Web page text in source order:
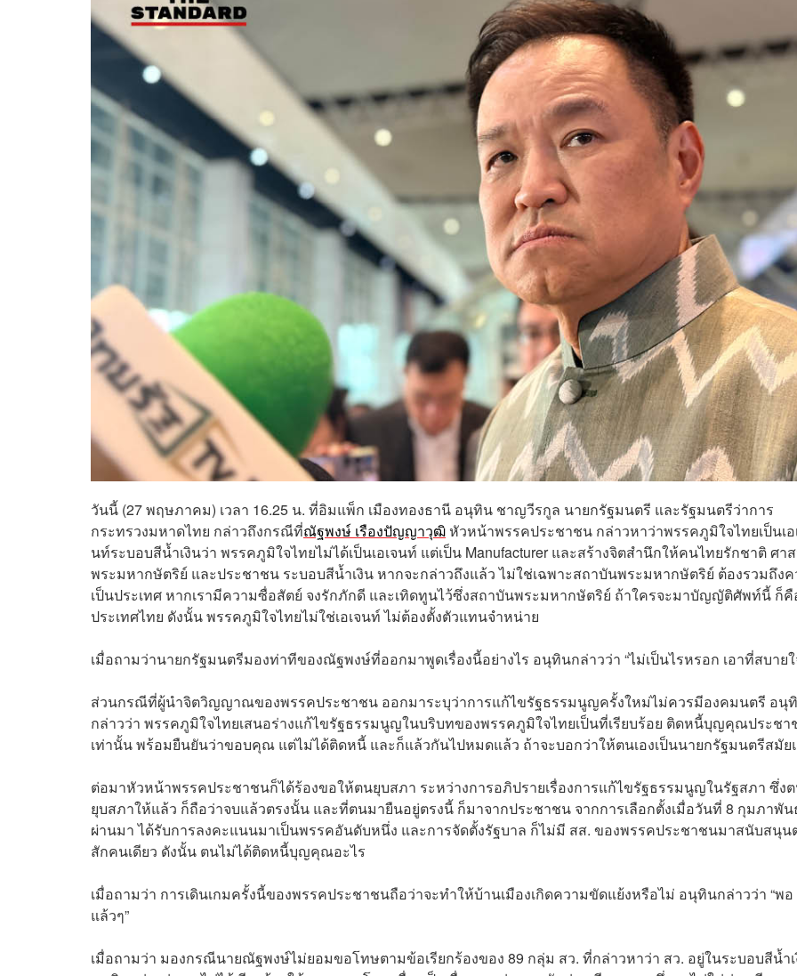
วันนี้ (27 พฤษภาคม) เวลา 16.25 น. ที่อิมแพ็ก เมืองทองธานี อนุทิน ชาญวีรกูล นายกรัฐมนตรี และรัฐมนตรีว่าการ
กระทรวงมหาดไทย กล่าวถึงกรณีที่ณัฐพงษ์ เรืองปัญญาวุฒิหัวหน้าพรรคประชาชน กล่าวหาว่าพรรคภูมิใจไทยเป็นเอ
นท์ระบอบสีน้ำเงินว่า พรรคภูมิใจไทยไม่ได้เป็นเอเจนท์ แต่เป็น Manufacturer และสร้างจิตสำนึกให้คนไทยรักชาติ ศา
พระมหากษัตริย์ และประชาชน ระบอบสีน้ำเงิน หากจะกล่าวถึงแล้ว ไม่ใช่เฉพาะสถาบันพระมหากษัตริย์ ต้องรวมถึง
เป็นประเทศ หากเรามีความซื่อสัตย์ จงรักภักดี และเทิดทูนไว้ซึ่งสถาบันพระมหากษัตริย์ ถ้าใครจะมาบัญญัติศัพท์นี้ ก็
ประเทศไทย ดังนั้น พรรคภูมิใจไทยไม่ใช่เอเจนท์ ไม่ต้องตั้งตัวแทนจำหน่าย
เมื่อถามว่านายกรัฐมนตรีมองท่าทีของณัฐพงษ์ที่ออกมาพูดเรื่องนี้อย่างไร อนุทินกล่าวว่า “ไม่เป็นไรหรอก เอาที่สบายใ
ส่วนกรณีที่ผู้นำจิตวิญญาณของพรรคประชาชน ออกมาระบุว่าการแก้ไขรัฐธรรมนูญครั้งใหม่ไม่ควรมีองคมนตรี อนุ
กล่าวว่า พรรคภูมิใจไทยเสนอร่างแก้ไขรัฐธรรมนูญในบริบทของพรรคภูมิใจไทยเป็นที่เรียบร้อย ติดหนี้บุญคุณประชา
เท่านั้น พร้อมยืนยันว่าขอบคุณ แต่ไม่ได้ติดหนี้ และก็แล้วกันไปหมดแล้ว ถ้าจะบอกว่าให้ตนเองเป็นนายกรัฐมนตรีสมัย
ต่อมาหัวหน้าพรรคประชาชนก็ได้ร้องขอให้ตนยุบสภา ระหว่างการอภิปรายเรื่องการแก้ไขรัฐธรรมนูญในรัฐสภา ซึ่ง
ยุบสภาให้แล้ว ก็ถือว่าจบแล้วตรงนั้น และที่ตนมายืนอยู่ตรงนี้ ก็มาจากประชาชน จากการเลือกตั้งเมื่อวันที่ 8 กุมภาพั
ผ่านมา ได้รับการลงคะแนนมาเป็นพรรคอันดับหนึ่ง และการจัดตั้งรัฐบาล ก็ไม่มี สส. ของพรรคประชาชนมาสนับสนุน
สักคนเดียว ดังนั้น ตนไม่ได้ติดหนี้บุญคุณอะไร
เมื่อถามว่า การเดินเกมครั้งนี้ของพรรคประชาชนถือว่าจะทำให้บ้านเมืองเกิดความขัดแย้งหรือไม่ อนุทินกล่าวว่า “พอ
แล้วๆ”
เมื่อถามว่า มองกรณีนายณัฐพงษ์ไม่ยอมขอโทษตามข้อเรียกร้องของ 89 กลุ่ม สว. ที่กล่าวหาว่า สว. อยู่ในระบอบสีน้ำ